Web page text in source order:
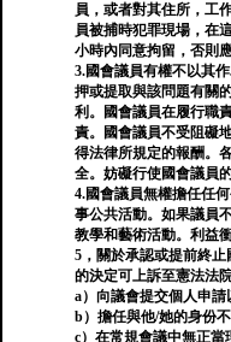
員，或者對其住所，工
員被捕時犯罪現場，在
小時內同意拘留，否則
3.國會議員有權不以其
押或提取與該問題有關
利。國會議員在履行職
責。國會議員不受阻礙
得法律所規定的報酬。
全。妨礙行使國會議員
4.國會議員無權擔任任
事公共活動。如果議員
教學和藝術活動。利益
5，關於承認或提前終
的決定可上訴至憲法法
a）向議會提交個人申請
b）擔任與他/她的身份
c）在常規會議中無正當